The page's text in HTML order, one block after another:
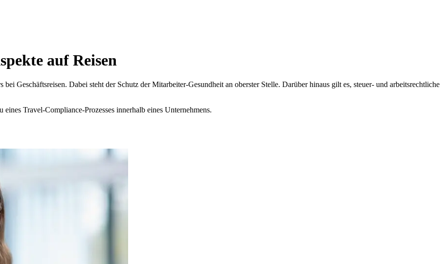
auf Reisen
Geschäftsreisen. Dabei steht der Schutz der Mitarbeiter-Gesundheit an oberster Stelle. Darüber hinaus gilt es, steuer- und arbeitsrechtliche
Travel-Compliance-Prozesses innerhalb eines Unternehmens.